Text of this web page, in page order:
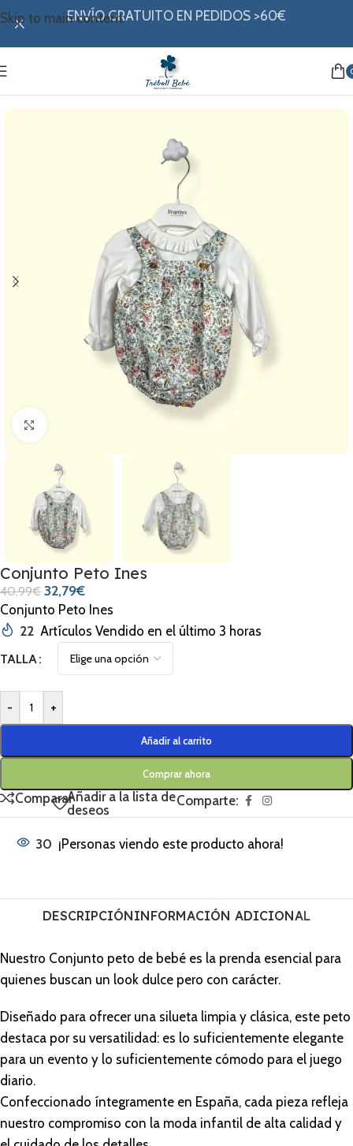
Skip to main contentENVÍO GRATUITO EN PEDIDOS >60€
Colección invierno
Clic para ampliar
Conjunto Peto Ines
40,99€ 32,79€
Conjunto Peto Ines
22 Artículos Vendido en el último 3 horas
TALLA
- +
Añadir al carrito
Comprar ahora
CompararAñadir a la lista de
deseos
Comparte:
30 ¡Personas viendo este producto ahora!
DESCRIPCIÓNINFORMACIÓN ADICIONAL
Nuestro Conjunto peto de bebé es la prenda esencial para
quienes buscan un look dulce pero con carácter.
Diseñado para ofrecer una silueta limpia y clásica, este peto
destaca por su versatilidad: es lo suficientemente elegante
para un evento y lo suficientemente cómodo para el juego
diario.
Confeccionado íntegramente en España, cada pieza refleja
nuestro compromiso con la moda infantil de alta calidad y